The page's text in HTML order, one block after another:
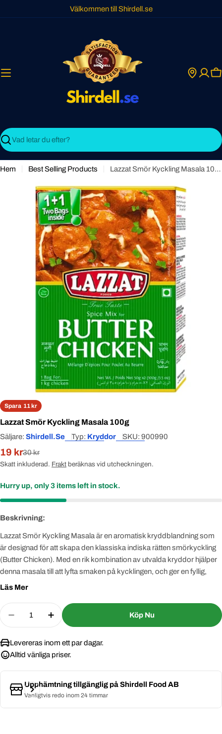
to
Välkommen till Shirdell.se
Search
Hem Best Selling Products Lazzat Smör Kyckling Masala 100g
media 0 in modal
Spara 11 kr
Lazzat Smör Kyckling Masala 100g
Säljare: Shirdell.se Typ: Kryddor SKU: 900990
Rabatterat
pris
19 kr
Normal
pris
30 kr
Skatt inkluderad. Frakt beräknas vid utcheckningen.
Hurry up, only3 items left in stock.
Beskrivning:
Lazzat Smör Kyckling Masala är en aromatisk kryddblandning som
är designad för att skapa den klassiska indiska rätten smörkyckling
(Butter Chicken). Med en rik kombination av utvalda kryddor hjälper
denna masala till att lyfta smaken på kycklingen, och ger en fyllig,
krämig sås med en mild men fyllig kryddighet. Enkel att använda –
smakupplevelse. Perfekt för de som vill laga en välsmakande indisk
smörkyckling hemma. Förpackningen på 100g är tillräckligt för flera
Läs Mer
Quantity
Decrease Quantity For Lazzat Smör Kyckling
Increase Quantity For Lazzat Smör
Köp Nu
Levereras inom ett par dagar.
Alltid vänliga priser.
Upphämtning tillgänglig påShirdell Food AB
Vanligtvis redo inom 24 timmar